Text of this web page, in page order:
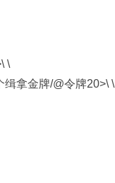
\
拿金牌/@令牌20>\ \